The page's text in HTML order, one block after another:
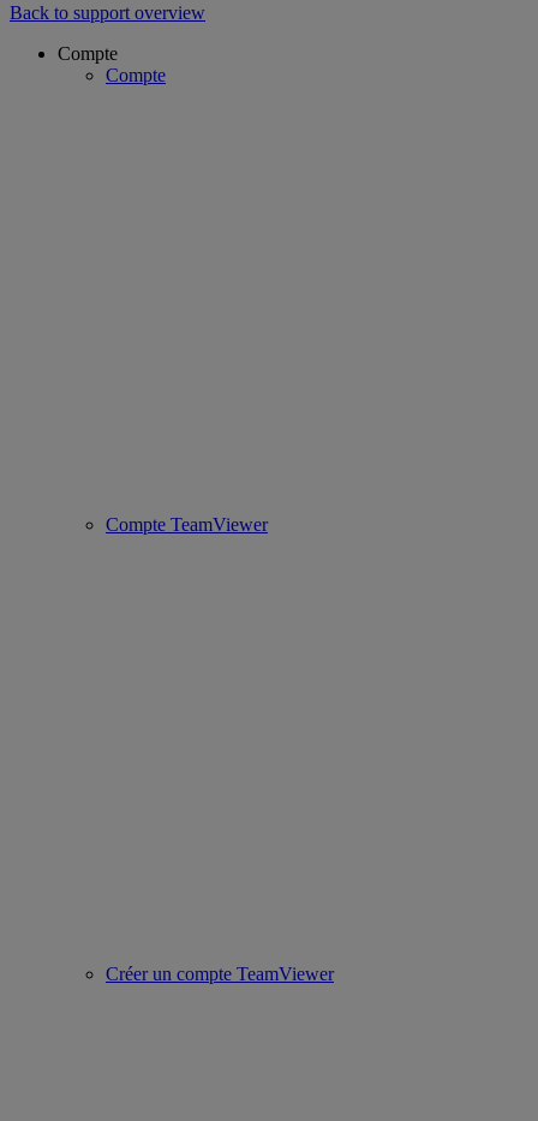
Back to support overview
Compte
Compte
Compte TeamViewer
Créer un compte TeamViewer